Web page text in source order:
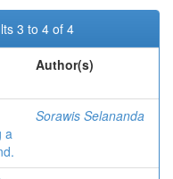
3 to 4 of 4
Author(s)
a
Sorawis Selananda